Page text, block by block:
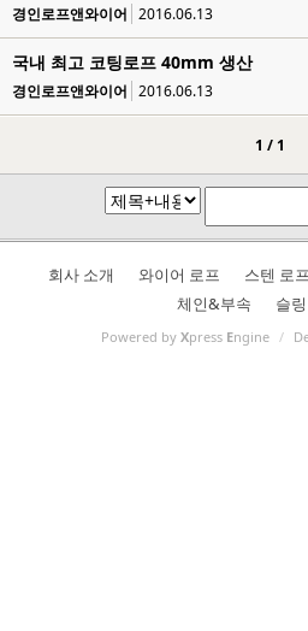
경인로프앤와이어 2016.06.13
국내 최고 코팅로프 40mm 생산
경인로프앤와이어 2016.06.13
1 / 1
회사 소개 와이어 로프 스텐 로프
체인&부속
슬링
Powered by Xpress Engine /